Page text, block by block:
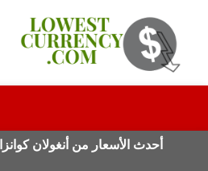
أحدث الأسعار من أنغولان